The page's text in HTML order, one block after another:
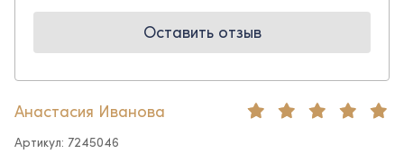
Оставить отзыв
Анастасия Иванова
Артикул: 7245046